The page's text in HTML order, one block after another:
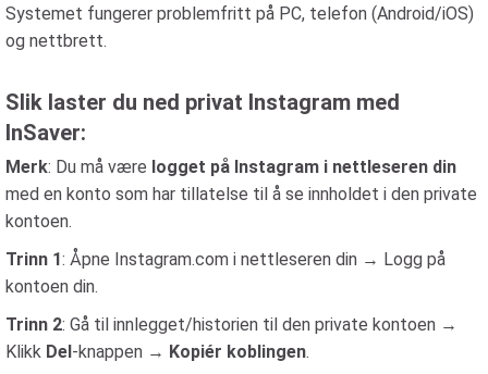
Systemet fungerer problemfritt på PC, telefon (Android/iOS)
og nettbrett.
Slik laster du ned privat Instagram med
InSaver:
Merk: Du må være logget på Instagram i nettleseren din
med en konto som har tillatelse til å se innholdet i den private
kontoen.
Trinn 1: Åpne Instagram.com i nettleseren din → Logg på
kontoen din.
Trinn 2: Gå til innlegget/historien til den private kontoen →
Klikk Del-knappen → Kopiér koblingen.